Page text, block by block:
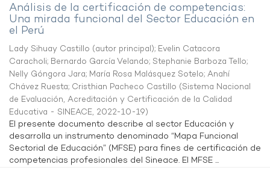
Análisis de la certificación de competencias:
Una mirada funcional del Sector Educación en
el Perú
Lady Sihuay Castillo (autor principal); Evelin Catacora
Caracholi; Bernardo García Velando; Stephanie Barboza Tello;
Nelly Góngora Jara; María Rosa Malásquez Sotelo; Anahí
Chávez Ruesta; Cristhian Pacheco Castillo (Sistema Nacional
de Evaluación, Acreditación y Certificación de la Calidad
Educativa - SINEACE, 2022-10-19)
El presente documento describe al sector Educación y
desarrolla un instrumento denominado “Mapa Funcional
Sectorial de Educación” (MFSE) para fines de certificación de
competencias profesionales del Sineace. El MFSE ...